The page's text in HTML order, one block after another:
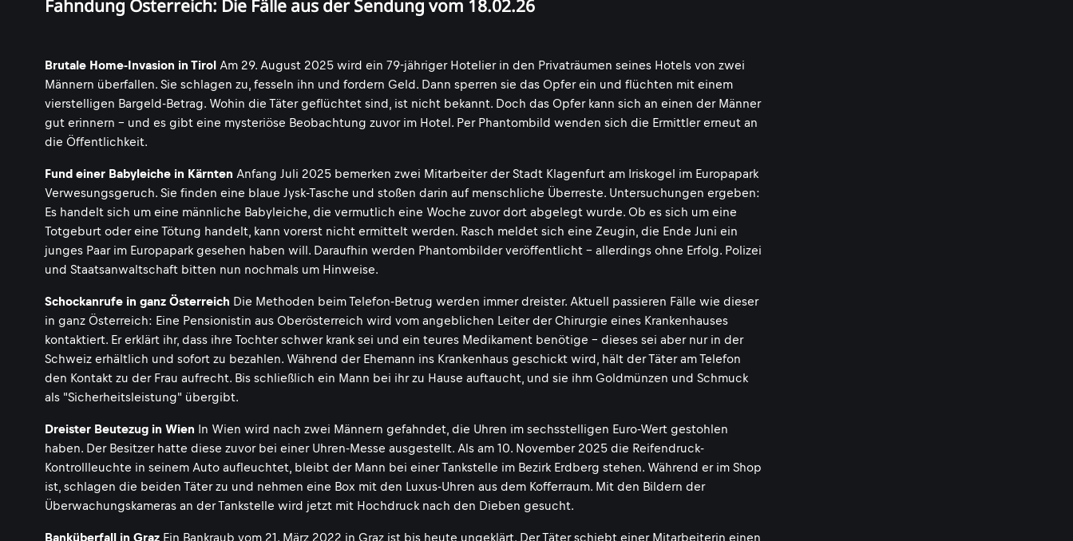
Fahndung Österreich: Die Fälle aus der Sendung vom 18.02.26
Brutale Home-Invasion in Tirol Am 29. August 2025 wird ein 79-jähriger Hotelier in den Privaträumen seines Hotels von zwei
Männern überfallen. Sie schlagen zu, fesseln ihn und fordern Geld. Dann sperren sie das Opfer ein und flüchten mit einem
vierstelligen Bargeld-Betrag. Wohin die Täter geflüchtet sind, ist nicht bekannt. Doch das Opfer kann sich an einen der Männer
gut erinnern - und es gibt eine mysteriöse Beobachtung zuvor im Hotel. Per Phantombild wenden sich die Ermittler erneut an
die Öffentlichkeit.
Fund einer Babyleiche in Kärnten Anfang Juli 2025 bemerken zwei Mitarbeiter der Stadt Klagenfurt am Iriskogel im Europapark
Verwesungsgeruch. Sie finden eine blaue Jysk-Tasche und stoßen darin auf menschliche Überreste. Untersuchungen ergeben:
Es handelt sich um eine männliche Babyleiche, die vermutlich eine Woche zuvor dort abgelegt wurde. Ob es sich um eine
Totgeburt oder eine Tötung handelt, kann vorerst nicht ermittelt werden. Rasch meldet sich eine Zeugin, die Ende Juni ein
junges Paar im Europapark gesehen haben will. Daraufhin werden Phantombilder veröffentlicht - allerdings ohne Erfolg. Polizei
und Staatsanwaltschaft bitten nun nochmals um Hinweise.
Schockanrufe in ganz Österreich Die Methoden beim Telefon-Betrug werden immer dreister. Aktuell passieren Fälle wie dieser
in ganz Österreich: Eine Pensionistin aus Oberösterreich wird vom angeblichen Leiter der Chirurgie eines Krankenhauses
kontaktiert. Er erklärt ihr, dass ihre Tochter schwer krank sei und ein teures Medikament benötige - dieses sei aber nur in der
Schweiz erhältlich und sofort zu bezahlen. Während der Ehemann ins Krankenhaus geschickt wird, hält der Täter am Telefon
den Kontakt zu der Frau aufrecht. Bis schließlich ein Mann bei ihr zu Hause auftaucht, und sie ihm Goldmünzen und Schmuck
als "Sicherheitsleistung" übergibt.
Dreister Beutezug in Wien In Wien wird nach zwei Männern gefahndet, die Uhren im sechsstelligen Euro-Wert gestohlen
haben. Der Besitzer hatte diese zuvor bei einer Uhren-Messe ausgestellt. Als am 10. November 2025 die Reifendruck-
Kontrollleuchte in seinem Auto aufleuchtet, bleibt der Mann bei einer Tankstelle im Bezirk Erdberg stehen. Während er im Shop
ist, schlagen die beiden Täter zu und nehmen eine Box mit den Luxus-Uhren aus dem Kofferraum. Mit den Bildern der
Überwachungskameras an der Tankstelle wird jetzt mit Hochdruck nach den Dieben gesucht.
Banküberfall in Graz Ein Bankraub vom 21. März 2022 in Graz ist bis heute ungeklärt. Der Täter schiebt einer Mitarbeiterin einen